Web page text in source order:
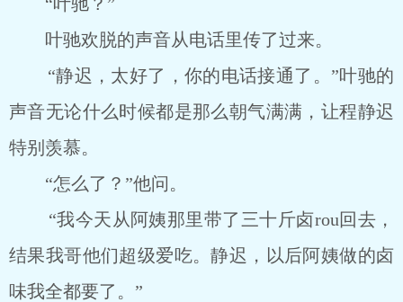
叶驰欢脱的声音从电话里传了过来。
“静迟，太好了，你的电话接通了。”叶驰的
声音无论什么时候都是那么朝气满满，让程静迟
特别羡慕。
“怎么了？”他问。
“我今天从阿姨那里带了三十斤卤rou回去，
结果我哥他们超级爱吃。静迟，以后阿姨做的卤
味我全都要了。”